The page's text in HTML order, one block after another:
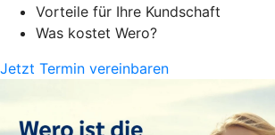
Vorteile für Ihre Kundschaft
Was kostet Wero?
Jetzt Termin vereinbaren